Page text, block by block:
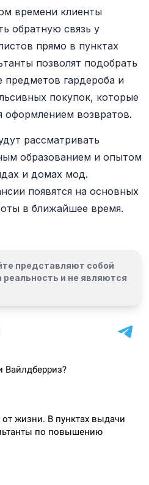
времени клиенты
обратную связь у
прямо в пунктах
позволят подобрать
предметов гардероба и
покупок, которые
оформлением возвратов.
рассматривать
образованием и опытом
и домах мод.
появятся на основных
в ближайшее время.
представляют собой
реальность и не являются